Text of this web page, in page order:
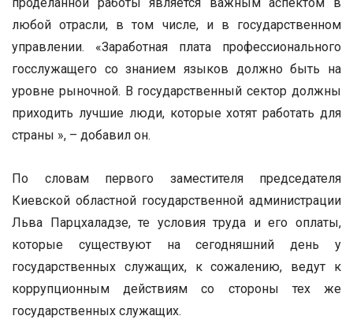
любой отрасли, в том числе, и в государственном
управлении. «Заработная плата профессионального
госслужащего со знанием языков должно быть на
уровне рыночной. В государственный сектор должны
приходить лучшие люди, которые хотят работать для
страны », – добавил он.
По словам первого заместителя председателя
Киевской областной государственной администрации
Льва Парцхаладзе, те условия труда и его оплаты,
которые существуют на сегодняшний день у
государственных служащих, к сожалению, ведут к
коррупционным действиям со стороны тех же
государственных служащих.